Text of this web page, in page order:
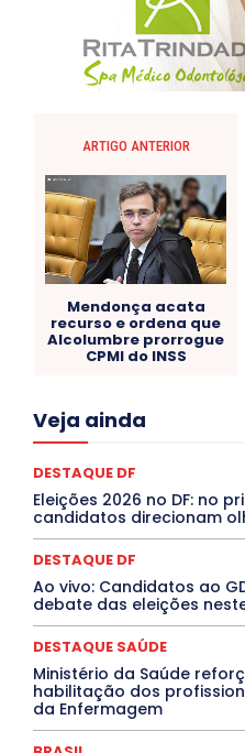
ARTIGO ANTERIOR
Mendonça acata
recurso e ordena que
Alcolumbre prorrogue
CPMI do INSS
Veja ainda
Acre
Congressuanas &
Covid-19
Crônica
Cultura e Tal
DESTAQUE BRASIL
DESTAQUES OUTROS
ELEIÇÕES
Especial
EVENTOS
Jogos Online
Marburg
MEIO AMBIENTE
MÚSICA
DESTAQUE DF
Eleições 2026 no DF: no
candidatos direcionam
DESTAQUE DF
Ao vivo: Candidatos ao
debate das eleições
DESTAQUE SAÚDE
Ministério da Saúde
habilitação dos
da Enfermagem